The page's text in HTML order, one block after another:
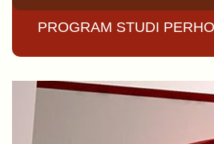
PROGRAM STUDI